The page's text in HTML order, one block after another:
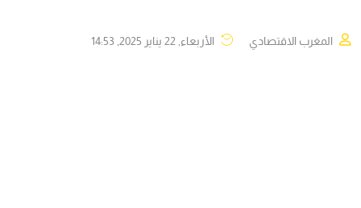
المغرب الاقتصادي الأربعاء, 22 يناير 2025, 14:53